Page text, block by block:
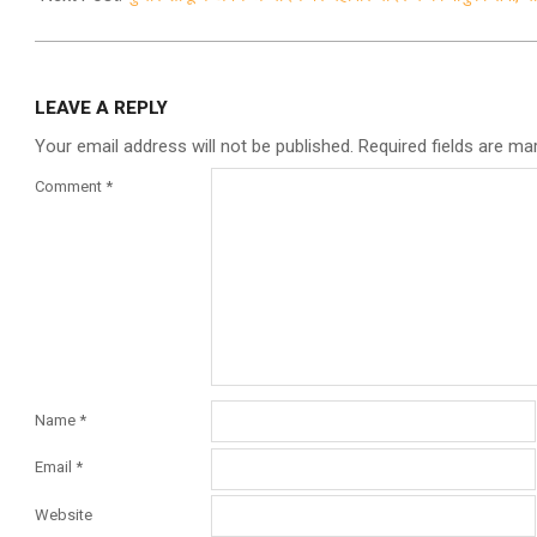
LEAVE A REPLY
Your email address will not be published. Required fields are
Comment *
Name *
Email *
Website